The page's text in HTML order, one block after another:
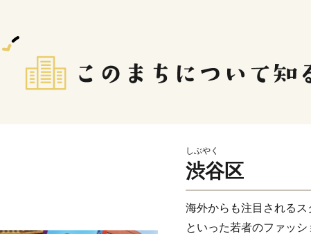
しぶやく
渋谷区
海外からも注目される
といった若者のファッ